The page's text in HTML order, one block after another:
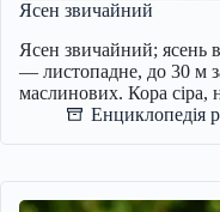
Ясен звичайний
Ясен звичайний; ясень
— листопадне, до 30 м
маслинових. Кора сіра,
Енциклопедія